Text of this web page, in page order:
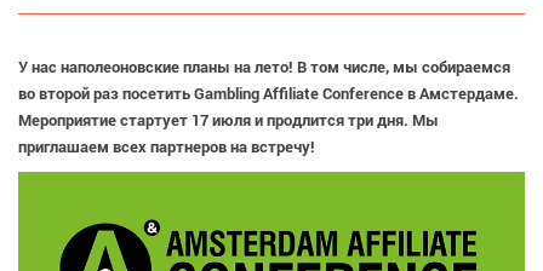
У нас наполеоновские планы на лето! В том числе, мы собираемся
во второй раз посетить Gambling Affiliate Conference в Амстердаме.
Мероприятие стартует 17 июля и продлится три дня. Мы
приглашаем всех партнеров на встречу!